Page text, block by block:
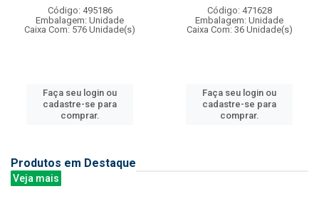
Código: 495186
Embalagem: Unidade
Caixa Com: 576 Unidade(s)
Faça seu login ou
cadastre-se para
comprar.
Código: 471628
Embalagem: Unidade
Caixa Com: 36 Unidade(s)
Faça seu login ou
cadastre-se para
comprar.
Produtos em Destaque
Veja mais